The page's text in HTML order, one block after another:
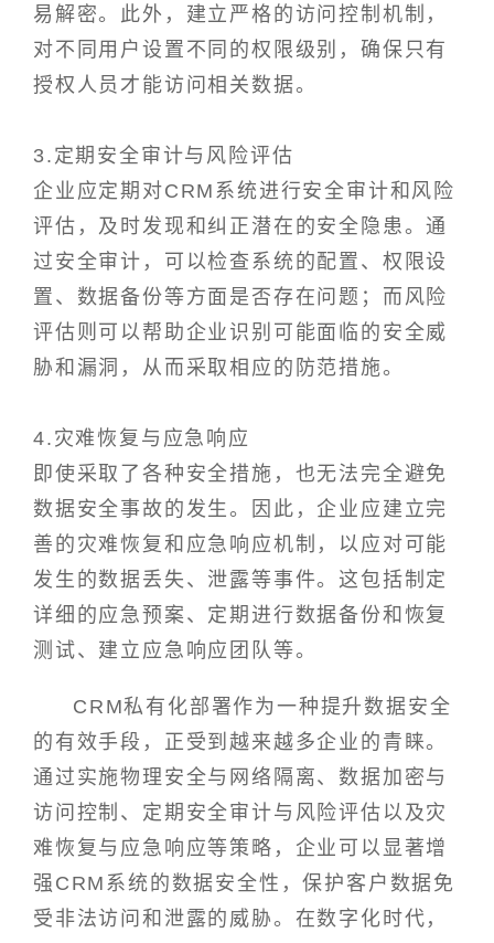
易解密。此外，建立严格的访问控制机制，
对不同用户设置不同的权限级别，确保只有
授权人员才能访问相关数据。
3.定期安全审计与风险评估
企业应定期对CRM系统进行安全审计和风险
评估，及时发现和纠正潜在的安全隐患。通
过安全审计，可以检查系统的配置、权限设
置、数据备份等方面是否存在问题；而风险
评估则可以帮助企业识别可能面临的安全威
胁和漏洞，从而采取相应的防范措施。
4.灾难恢复与应急响应
即使采取了各种安全措施，也无法完全避免
数据安全事故的发生。因此，企业应建立完
善的灾难恢复和应急响应机制，以应对可能
发生的数据丢失、泄露等事件。这包括制定
详细的应急预案、定期进行数据备份和恢复
测试、建立应急响应团队等。
CRM私有化部署作为一种提升数据安全
的有效手段，正受到越来越多企业的青睐。
通过实施物理安全与网络隔离、数据加密与
访问控制、定期安全审计与风险评估以及灾
难恢复与应急响应等策略，企业可以显著增
强CRM系统的数据安全性，保护客户数据免
受非法访问和泄露的威胁。在数字化时代，